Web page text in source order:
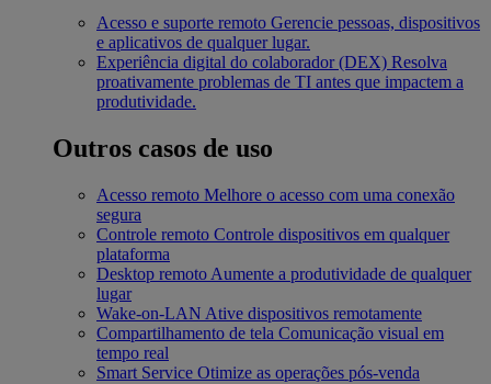
Acesso e suporte remoto Gerencie pessoas, dispositivos
e aplicativos de qualquer lugar.
Experiência digital do colaborador (DEX) Resolva
proativamente problemas de TI antes que impactem a
produtividade.
Outros casos de uso
Acesso remoto Melhore o acesso com uma conexão
segura
Controle remoto Controle dispositivos em qualquer
plataforma
Desktop remoto Aumente a produtividade de qualquer
lugar
Wake-on-LAN Ative dispositivos remotamente
Compartilhamento de tela Comunicação visual em
tempo real
Smart Service Otimize as operações pós-venda